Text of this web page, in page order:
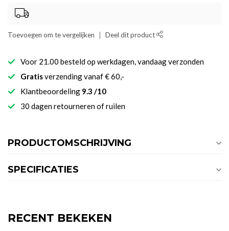
Toevoegen om te vergelijken Deel dit product
Voor 21.00 besteld op werkdagen, vandaag verzonden
Gratisverzending vanaf € 60,-
Klantbeoordeling 9.3 /10
30 dagen retourneren of ruilen
PRODUCTOMSCHRIJVING
SPECIFICATIES
RECENT BEKEKEN